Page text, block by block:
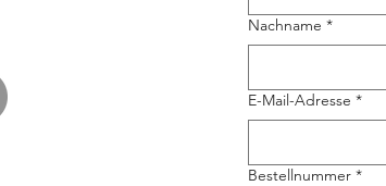
Nachname *
E-Mail-Adresse *
Bestellnummer *